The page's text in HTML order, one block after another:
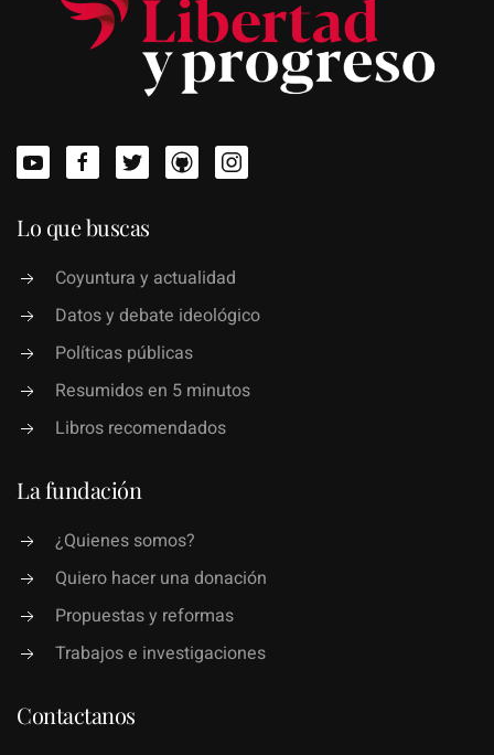
Lo que buscas
Coyuntura y actualidad
Datos y debate ideológico
Políticas públicas
Resumidos en 5 minutos
Libros recomendados
La fundación
¿Quienes somos?
Quiero hacer una donación
Propuestas y reformas
Trabajos e investigaciones
Contactanos